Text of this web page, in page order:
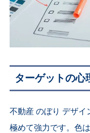
ターゲットの
不動産 のぼり デザ
極めて強力です。色